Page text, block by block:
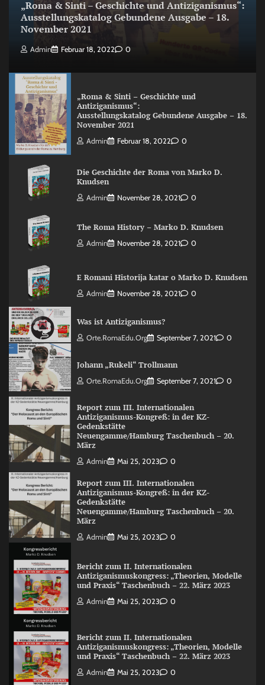
„Roma & Sinti – Geschichte und Antiziganismus“:
Ausstellungskatalog Gebundene Ausgabe – 18.
November 2021
Admin Februar 18, 2022 0
„Roma & Sinti – Geschichte und
Antiziganismus“:
Ausstellungskatalog Gebundene Ausgabe – 18.
November 2021
Admin Februar 18, 2022 0
Die Geschichte der Roma von Marko D.
Knudsen
Admin November 28, 2021 0
The Roma History – Marko D. Knudsen
Admin November 28, 2021 0
E Romani Historija katar o Marko D. Knudsen
Admin November 28, 2021 0
Was ist Antiziganismus?
Orte.RomaEdu.org September 7, 2021 0
Johann „Rukeli“ Trollmann
Orte.RomaEdu.org September 7, 2021 0
Report zum III. Internationalen
Antiziganismus-Kongreß: in der KZ-
Gedenkstätte
Neuengamme/Hamburg Taschenbuch – 20.
März
Admin Mai 25, 2023 0
Report zum III. Internationalen
Antiziganismus-Kongreß: in der KZ-
Gedenkstätte
Neuengamme/Hamburg Taschenbuch – 20.
März
Admin Mai 25, 2023 0
Bericht zum II. Internationalen
Antiziganismuskongress: „Theorien, Modelle
und Praxis“ Taschenbuch – 22. März 2023
Admin Mai 25, 2023 0
Bericht zum II. Internationalen
Antiziganismuskongress: „Theorien, Modelle
und Praxis“ Taschenbuch – 22. März 2023
Admin Mai 25, 2023 0